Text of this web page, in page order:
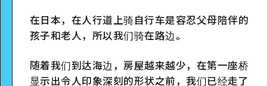
在日本，在人行道上骑自行车是容忍父母陪伴的
孩子和老人，所以我们骑在路边。
随着我们到达海边，房屋越来越少，在第一座桥
显示出令人印象深刻的形状之前，我们已经走了